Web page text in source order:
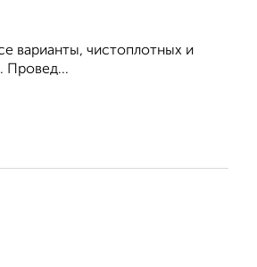
варианты, чистоплотных и
Провед...